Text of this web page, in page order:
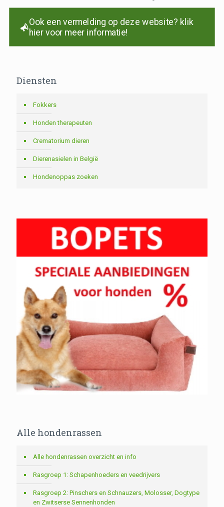
Ook een vermelding op deze website? klik
hier voor meer informatie!
Diensten
Fokkers
Honden therapeuten
Crematorium dieren
Dierenasielen in België
Hondenoppas zoeken
Alle hondenrassen
Alle hondenrassen overzicht en info
Rasgroep 1: Schapenhoeders en veedrijvers
Rasgroep 2: Pinschers en Schnauzers, Molosser, Dogtype
en Zwitserse Sennenhonden